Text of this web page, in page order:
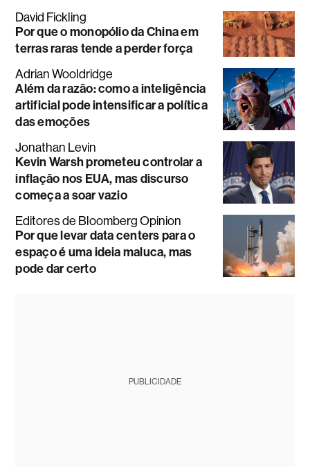
David Fickling
Por que o monopólio da China em
terras raras tende a perder força
Adrian Wooldridge
Além da razão: como a inteligência
artificial pode intensificar a política
das emoções
Jonathan Levin
Kevin Warsh prometeu controlar a
inflação nos EUA, mas discurso
começa a soar vazio
Editores de Bloomberg Opinion
Por que levar data centers para o
espaço é uma ideia maluca, mas
pode dar certo
PUBLICIDADE